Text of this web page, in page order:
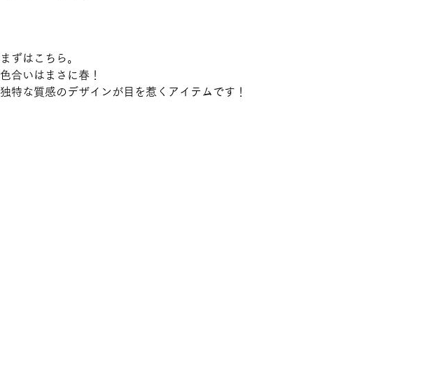
まずはこちら。
色合いはまさに春！
独特な質感のデザインが目を惹くアイテムです！